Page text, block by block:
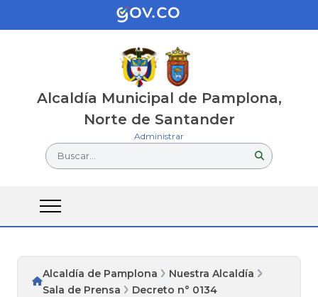
Alcaldía Municipal de Pamplona,
Norte de Santander
Administrar
Buscar...
Alcaldía de Pamplona
Nuestra Alcaldía
Sala de Prensa
Decreto n° 0134